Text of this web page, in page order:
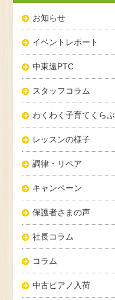
お知らせ
イベントレポート
中東遠PTC
スタッフコラム
わくわく子育てくらぶ
レッスンの様子
調律・リペア
キャンペーン
保護者さまの声
社長コラム
コラム
中古ピアノ入荷